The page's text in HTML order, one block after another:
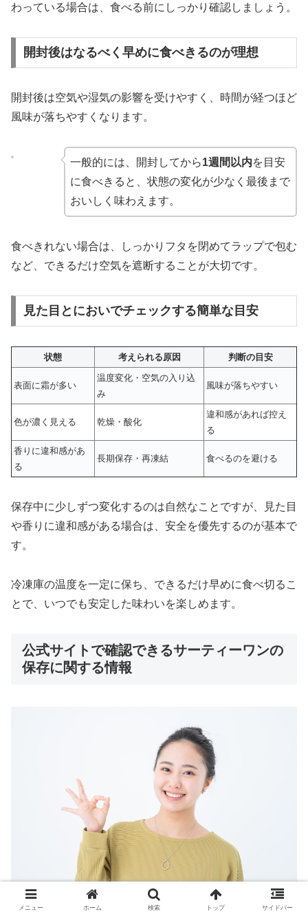
わっている場合は、食べる前にしっかり確認しましょう。
開封後はなるべく早めに食べきるのが理想
開封後は空気や湿気の影響を受けやすく、時間が経つほど
風味が落ちやすくなります。
一般的には、開封してから1週間以内を目安
に食べきると、状態の変化が少なく最後まで
おいしく味わえます。
食べきれない場合は、しっかりフタを閉めてラップで包む
など、できるだけ空気を遮断することが大切です。
見た目とにおいでチェックする簡単な目安
状態 考えられる原因 判断の目安
表面に霜が多い
温度変化・空気の入り込
み
風味が落ちやすい
色が濃く見える 乾燥・酸化
違和感があれば控え
る
香りに違和感があ
る
長期保存・再凍結 食べるのを避ける
保存中に少しずつ変化するのは自然なことですが、見た目
や香りに違和感がある場合は、安全を優先するのが基本で
す。
冷凍庫の温度を一定に保ち、できるだけ早めに食べ切るこ
とで、いつでも安定した味わいを楽しめます。
公式サイトで確認できるサーティーワンの
保存に関する情報
メニュー ホーム 検索 トップ サイドバー